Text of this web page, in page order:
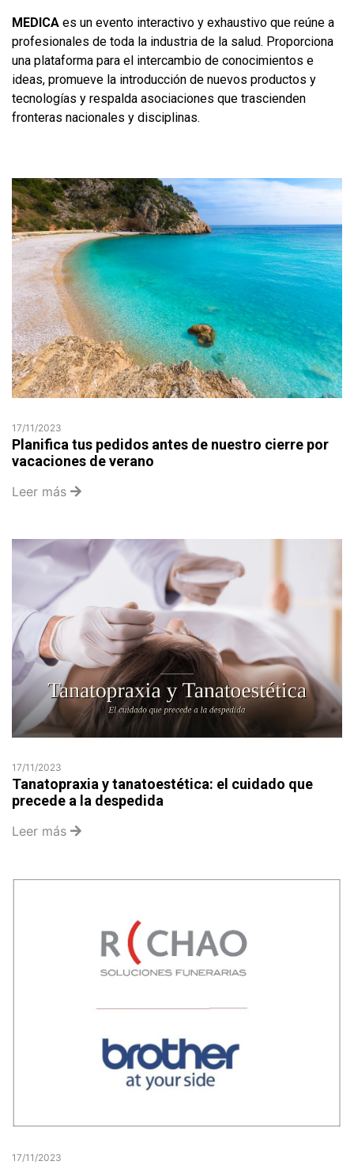
MEDICA es un evento interactivo y exhaustivo que reúne a
profesionales de toda la industria de la salud. Proporciona
una plataforma para el intercambio de conocimientos e
ideas, promueve la introducción de nuevos productos y
tecnologías y respalda asociaciones que trascienden
fronteras nacionales y disciplinas.
17/11/2023
Planifica tus pedidos antes de nuestro cierre por
vacaciones de verano
Leer más
17/11/2023
Tanatopraxia y tanatoestética: el cuidado que
precede a la despedida
Leer más
17/11/2023